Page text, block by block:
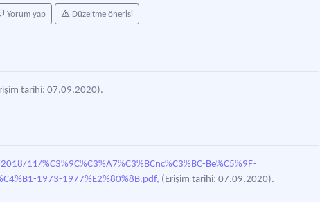
Yorum yap Düzeltme önerisi
tarihi: 07.09.2020).
11/%C3%9C%C3%A7%C3%BCnc%C3%BC-Be%C5%9F-
1973-1977%E2%80%8B.pdf, (Erişim tarihi: 07.09.2020).